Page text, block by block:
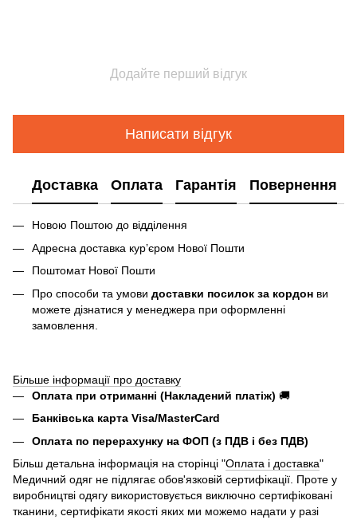
Додайте перший відгук
Написати відгук
Доставка Оплата Гарантія Повернення
Новою Поштою до відділення
Адресна доставка курʼєром Нової Пошти
Поштомат Нової Пошти
Про способи та умови доставки посилок за кордон ви
можете дізнатися у менеджера при оформленні
замовлення.
Більше інформації про доставку
Оплата при отриманні (Накладений платіж) 🚚
Банківська карта Visa/MasterCard
Оплата по перерахунку на ФОП (з ПДВ і без ПДВ)
Більш детальна інформація на сторінці "Оплата і доставка"
Медичний одяг не підлягає обов'язковій сертифікації. Проте у
виробництві одягу використовується виключно сертифіковані
тканини, сертифікати якості яких ми можемо надати у разі